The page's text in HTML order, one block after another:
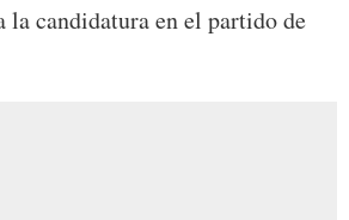
la candidatura en el partido de